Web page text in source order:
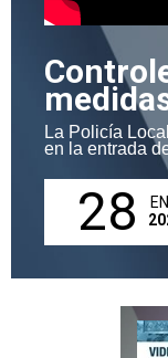
La Policía
en la entrada
28